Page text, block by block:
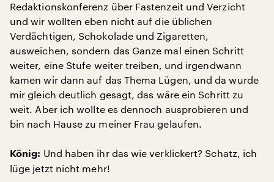
Redaktionskonferenz über Fastenzeit und Verzicht
und wir wollten eben nicht auf die üblichen
Verdächtigen, Schokolade und Zigaretten,
ausweichen, sondern das Ganze mal einen Schritt
weiter, eine Stufe weiter treiben, und irgendwann
kamen wir dann auf das Thema Lügen, und da wurde
mir gleich deutlich gesagt, das wäre ein Schritt zu
weit. Aber ich wollte es dennoch ausprobieren und
bin nach Hause zu meiner Frau gelaufen.
König: Und haben ihr das wie verklickert? Schatz, ich
lüge jetzt nicht mehr!